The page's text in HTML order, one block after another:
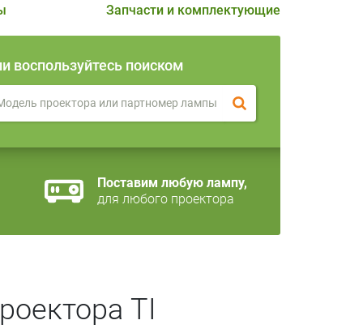
Запчасти и комплектующие
воспользуйтесь поиском
Поставим любую лампу,
для любого проектора
TI